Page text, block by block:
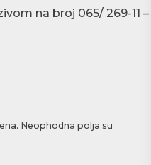
na broj 065/ 269-11 –
Neophodna polja su